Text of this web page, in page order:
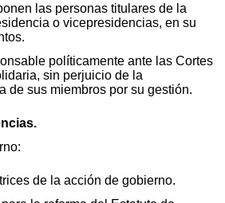
las personas titulares de la
o vicepresidencias, en su
políticamente ante las Cortes
sin perjuicio de la
de sus miembros por su gestión.
de la acción de gobierno.